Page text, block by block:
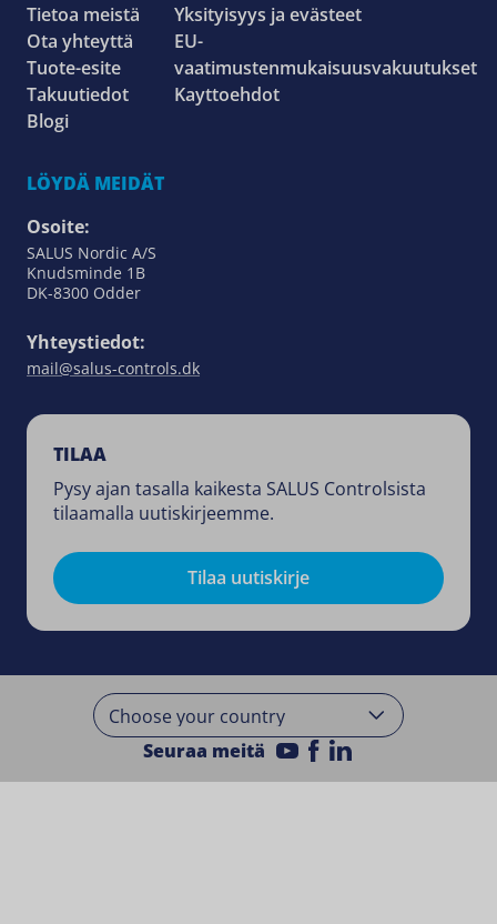
Tietoa meistä
Ota yhteyttä
Tuote-esite
Takuutiedot
Blogi
Yksityisyys ja evästeet
EU-
vaatimustenmukaisuusvakuutukset
Kayttoehdot
LÖYDÄ MEIDÄT
Osoite:
SALUS Nordic A/S
Knudsminde 1B
DK-8300 Odder
Yhteystiedot:
mail@salus-controls.dk
TILAA
Pysy ajan tasalla kaikesta SALUS Controlsista
tilaamalla uutiskirjeemme.
Tilaa uutiskirje
Seuraa meitä